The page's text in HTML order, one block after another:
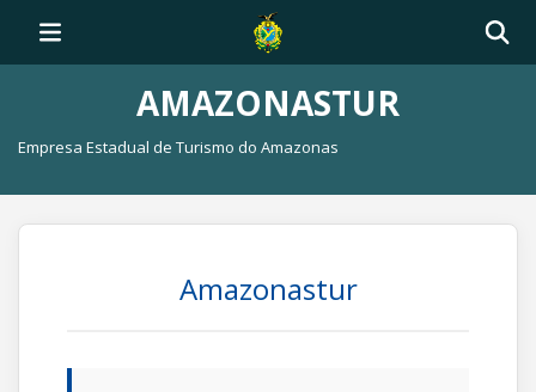
AMAZONASTUR
Empresa Estadual de Turismo do Amazonas
Amazonastur